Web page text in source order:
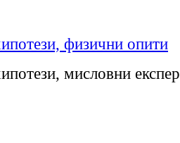
физични опити
мисловни